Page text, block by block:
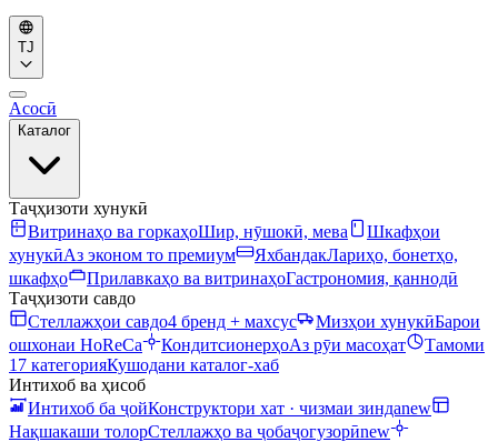
TJ
Асосӣ
Каталог
Таҷҳизоти хунукӣ
Витринаҳо ва горкаҳоШир, нӯшокӣ, мева
Шкафҳои
хунукӣАз эконом то премиум ЯхбандакЛариҳо, бонетҳо,
шкафҳо
Прилавкаҳо ва витринаҳоГастрономия, қаннодӣ
Таҷҳизоти савдо
Стеллажҳои савдо4 бренд + махсус Мизҳои хунукӣБарои
ошхонаи HoReCa
КондитсионерҳоАз рӯи масоҳат
Тамоми
17 категорияКушодани каталог-хаб
Интихоб ва ҳисоб
Интихоб ба ҷойКонструктори хат · чизмаи зиндаnew
Нақшакаши толорСтеллажҳо ва ҷобаҷогузорӣnew